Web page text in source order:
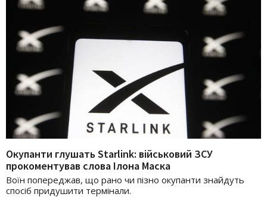
Окупанти глушать Starlink: військовий ЗСУ
прокоментував слова Ілона Маска
Воїн попереджав, що рано чи пізно окупанти знайдуть
спосіб придушити термінали.